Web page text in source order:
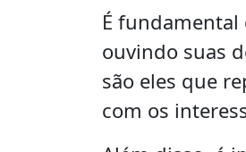
É
ouvindo suas
são eles que
com os